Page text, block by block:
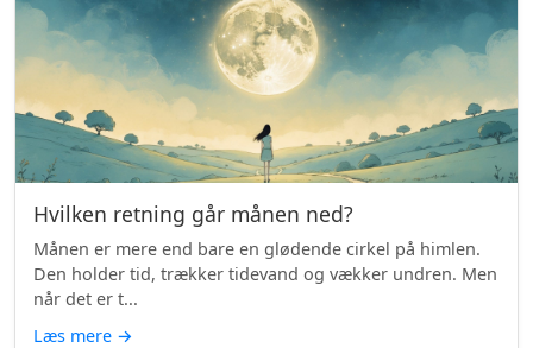
Hvilken retning går månen ned?
Månen er mere end bare en glødende cirkel på himlen.
Den holder tid, trækker tidevand og vækker undren. Men
når det er t...
Læs mere →